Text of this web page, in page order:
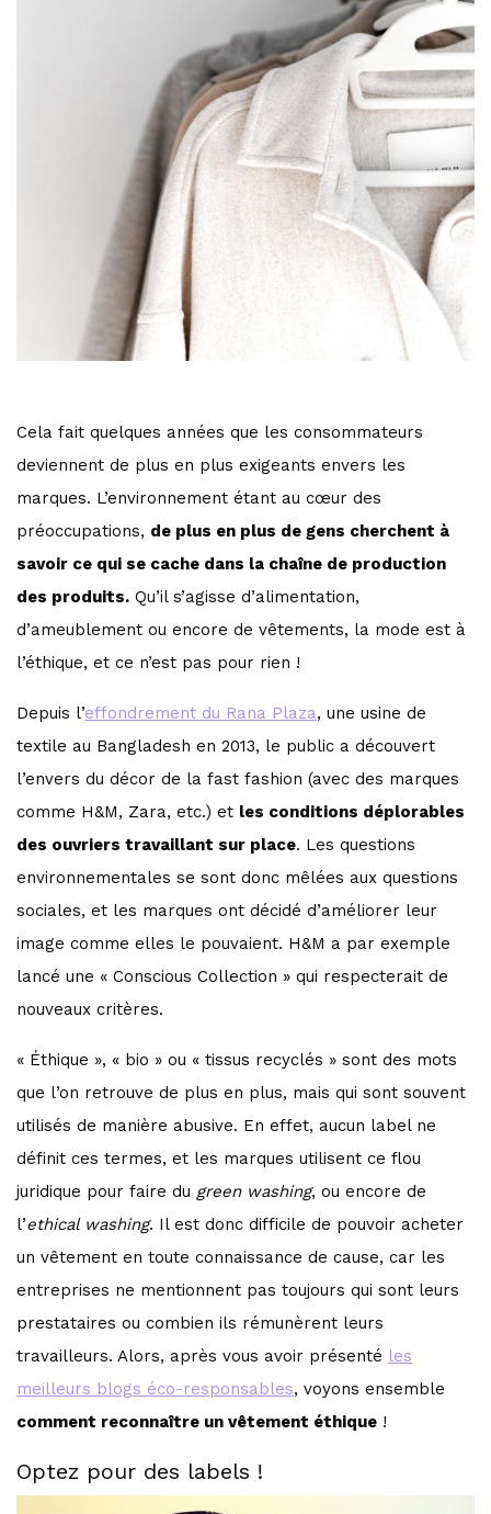
Cela fait quelques années que les consommateurs
deviennent de plus en plus exigeants envers les
marques. L’environnement étant au cœur des
préoccupations, de plus en plus de gens cherchent à
savoir ce qui se cache dans la chaîne de production
des produits. Qu’il s’agisse d’alimentation,
d’ameublement ou encore de vêtements, la mode est à
l’éthique, et ce n’est pas pour rien !
Depuis l’effondrement du Rana Plaza, une usine de
textile au Bangladesh en 2013, le public a découvert
l’envers du décor de la fast fashion (avec des marques
comme H&M, Zara, etc.) et les conditions déplorables
des ouvriers travaillant sur place. Les questions
environnementales se sont donc mêlées aux questions
sociales, et les marques ont décidé d’améliorer leur
image comme elles le pouvaient. H&M a par exemple
lancé une « Conscious Collection » qui respecterait de
nouveaux critères.
« Éthique », « bio » ou « tissus recyclés » sont des mots
que l’on retrouve de plus en plus, mais qui sont souvent
utilisés de manière abusive. En effet, aucun label ne
définit ces termes, et les marques utilisent ce flou
juridique pour faire du green washing, ou encore de
l’ethical washing. Il est donc difficile de pouvoir acheter
un vêtement en toute connaissance de cause, car les
entreprises ne mentionnent pas toujours qui sont leurs
prestataires ou combien ils rémunèrent leurs
travailleurs. Alors, après vous avoir présenté les
meilleurs blogs éco-responsables, voyons ensemble
comment reconnaître un vêtement éthique !
Optez pour des labels !